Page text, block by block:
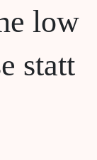
low
statt